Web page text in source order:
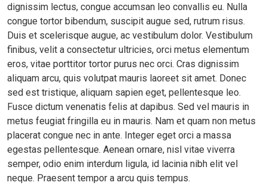
dignissim lectus, congue accumsan leo convallis eu. Nulla
congue tortor bibendum, suscipit augue sed, rutrum risus.
Duis et scelerisque augue, ac vestibulum dolor. Vestibulum
finibus, velit a consectetur ultricies, orci metus elementum
eros, vitae porttitor tortor purus nec orci. Cras dignissim
aliquam arcu, quis volutpat mauris laoreet sit amet. Donec
sed est tristique, aliquam sapien eget, pellentesque leo.
Fusce dictum venenatis felis at dapibus. Sed vel mauris in
metus feugiat fringilla eu in mauris. Nam et quam non metus
placerat congue nec in ante. Integer eget orci a massa
egestas pellentesque. Aenean ornare, nisl vitae viverra
semper, odio enim interdum ligula, id lacinia nibh elit vel
neque. Praesent tempor a arcu quis tempus.